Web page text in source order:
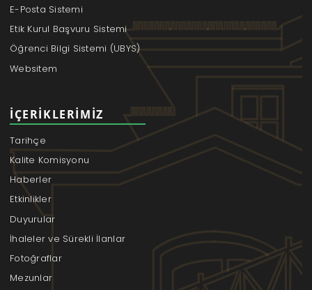
E-Posta Sistemi
Etik Kurul Başvuru Sistemi
Öğrenci Bilgi Sistemi (UBYS)
Websitem
İÇERIKLERIMIZ
Tarihçe
Kalite Komisyonu
Haberler
Etkinlikler
Duyurular
İhaleler ve Sürekli İlanlar
Fotoğraflar
Mezunlar